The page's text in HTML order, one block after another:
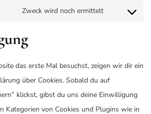
Zweck wird noch ermittelt
das erste Mal besuchst, zeigen wir dir ein
über Cookies. Sobald du auf
klickst, gibst du uns deine Einwilligung
Kategorien von Cookies und Plugins wie in